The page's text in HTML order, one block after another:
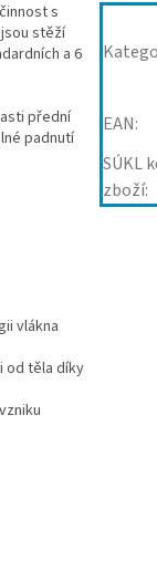
s
stěží
a 6
přední
padnutí
vlákna
od těla díky
EAN:
SÚKL
zboží: